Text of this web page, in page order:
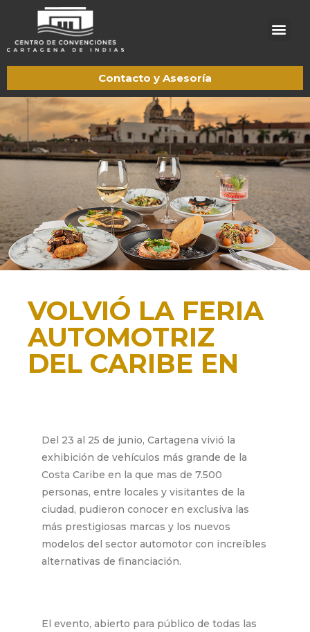
Contacto y Asesoría
VOLVIÓ LA FERIA
AUTOMOTRIZ
DEL CARIBE EN
Del 23 al 25 de junio, Cartagena vivió la
exhibición de vehículos más grande de la
Costa Caribe en la que mas de 7.500
personas, entre locales y visitantes de la
ciudad, pudieron conocer en exclusiva las
más prestigiosas marcas y los nuevos
modelos del sector automotor con increíbles
alternativas de financiación.
El evento, abierto para público de todas las